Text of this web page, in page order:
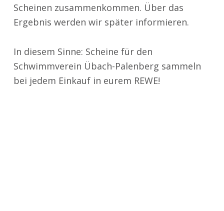
Scheinen zusammenkommen. Über das
Ergebnis werden wir später informieren.
In diesem Sinne: Scheine für den
Schwimmverein Übach-Palenberg sammeln
bei jedem Einkauf in eurem REWE!